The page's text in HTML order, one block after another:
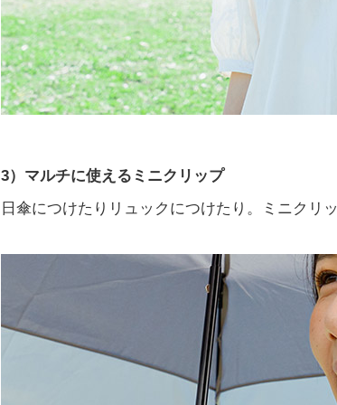
3）マルチに使えるミニクリップ
日傘につけたりリュックにつけたり。ミニクリ